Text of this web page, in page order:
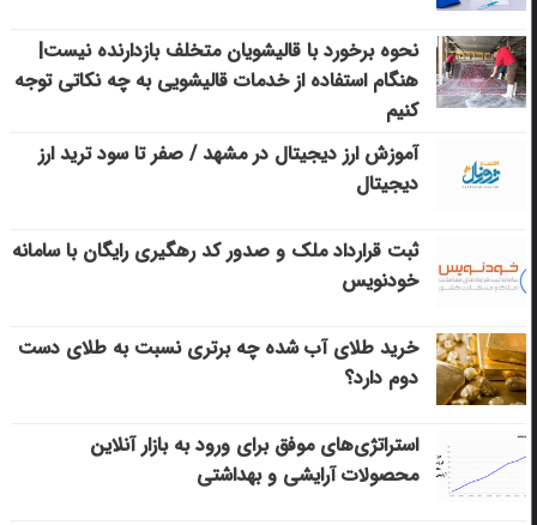
نحوه برخورد با قالیشویان متخلف بازدارنده نیست|
هنگام استفاده از خدمات قالیشویی به چه نکاتی توجه
کنیم
آموزش ارز دیجیتال در مشهد / صفر تا سود ترید ارز
دیجیتال
ثبت قرارداد ملک و صدور کد رهگیری رایگان با سامانه
خودنویس
خرید طلای آب شده چه برتری نسبت به طلای دست
دوم دارد؟
استراتژی‌های موفق برای ورود به بازار آنلاین
محصولات آرایشی و بهداشتی